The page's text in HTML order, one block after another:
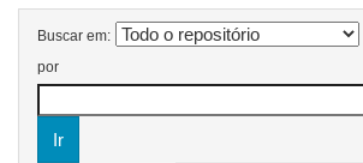
Buscar em:
por